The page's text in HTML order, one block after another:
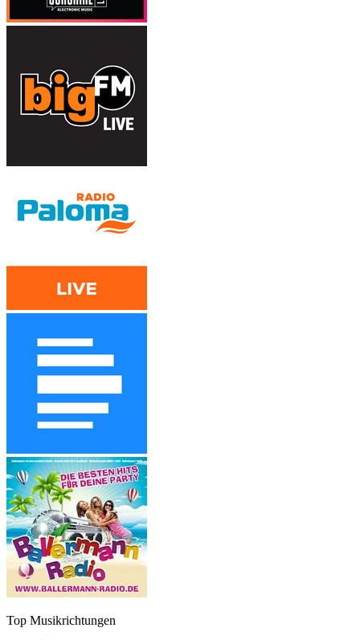
Top Musikrichtungen